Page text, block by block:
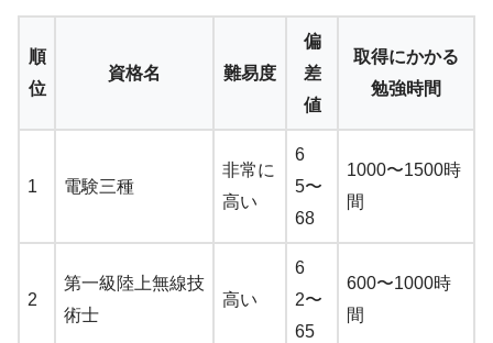
順
位
資格名 難易度
偏
差
値
取得にかかる
勉強時間
1 電験三種
非常に
高い
6
5〜
68
1000〜1500時
間
2
第一級陸上無線技
術士
高い
6
2〜
65
600〜1000時
間